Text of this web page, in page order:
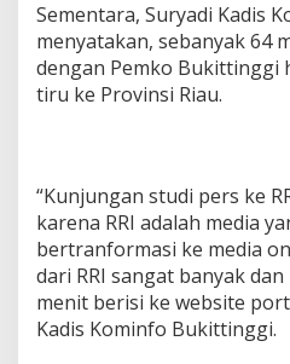
Sementara, Suryadi Kadis
menyatakan, sebanyak 64
dengan Pemko Bukittinggi
tiru ke Provinsi Riau.
“Kunjungan studi pers ke
karena RRI adalah media
bertranformasi ke media
dari RRI sangat banyak
menit berisi ke website
Kadis Kominfo Bukittinggi.